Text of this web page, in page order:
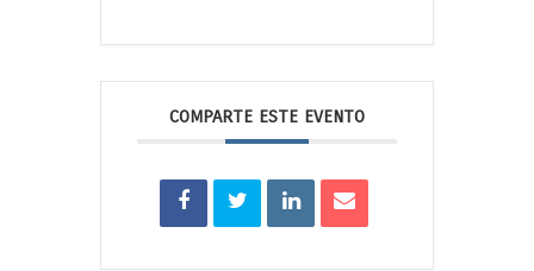
COMPARTE ESTE EVENTO